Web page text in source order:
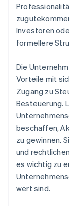
Investoren
formellere
Die
Vorteile mit
Zugang zu
Besteuerung.
beschaffen,
zu gewinnen.
und
es wichtig zu
wert sind.